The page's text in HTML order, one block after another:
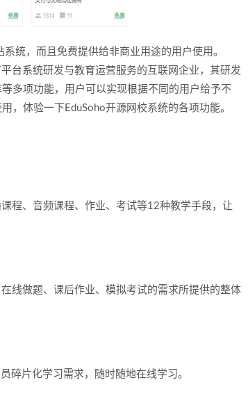
统，而且免费提供给非商业用途的用户使用。
台系统研发与教育运营服务的互联网企业，其研发
多项功能，用户可以实现根据不同的用户给予不
，体验一下EduSoho开源网校系统的各项功能。
程、音频课程、作业、考试等12种教学手段，让
线做题、课后作业、模拟考试的需求所提供的整体
碎片化学习需求，随时随地在线学习。